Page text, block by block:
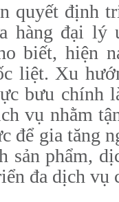
quyết định
hàng đại lý
biết, hiện
liệt. Xu
bưu chính
vụ nhằm
để gia tăng
sản phẩm,
đa dịch vụ